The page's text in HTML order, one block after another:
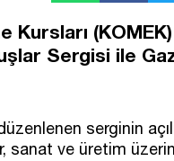
Sergisi ile
serginin
sanat ve üretim